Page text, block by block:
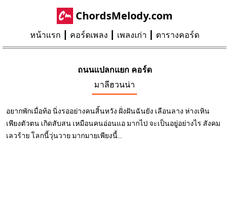
ChordsMelody.com
หน้าแรก คอร์ดเพลง เพลงเก่า ตารางคอร์ด
ถนนแปลกแยก คอร์ด
มาลีฮวนน่า
อยากพักเมื่อท้อ นิ่งรออย่างคนสิ้นหวัง ฝั่งฝันฉันยัง เลือนลาง ห่างเหิน
เพียงตัวตน เกิดสับสน เหมือนคนอ่อนแอ มากไป จะเป็นอยู่อย่างไร สังคม
เลวร้าย โลกนี้วุ่นวาย มากมายเพียงนี้...